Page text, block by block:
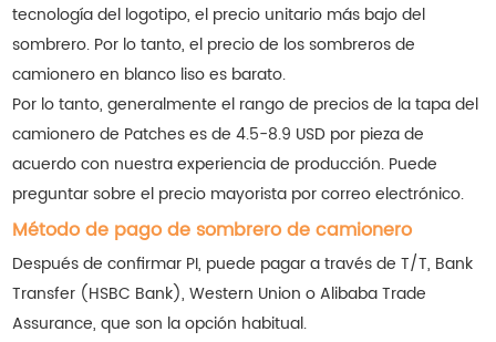
tecnología del logotipo, el precio unitario más bajo del
sombrero. Por lo tanto, el precio de los sombreros de
camionero en blanco liso es barato.
Por lo tanto, generalmente el rango de precios de la tapa del
camionero de Patches es de 4.5-8.9 USD por pieza de
acuerdo con nuestra experiencia de producción. Puede
preguntar sobre el precio mayorista por correo electrónico.
Método de pago de sombrero de camionero
Después de confirmar PI, puede pagar a través de T/T, Bank
Transfer (HSBC Bank), Western Union o Alibaba Trade
Assurance, que son la opción habitual.